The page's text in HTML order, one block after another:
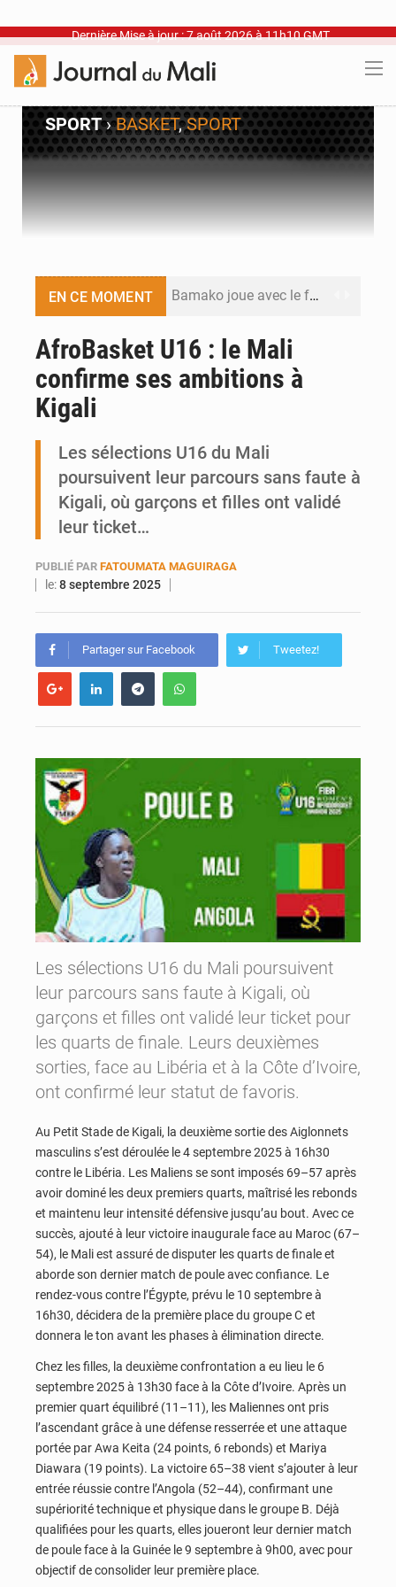
Dernière Mise à jour : 7 août 2026 à 11h10 GMT
SPORT›BASKET,SPORT
EN CE MOMENT Bamako joue avec le feu
AfroBasket U16 : le Mali
confirme ses ambitions à
Kigali
Les sélections U16 du Mali
poursuivent leur parcours sans faute à
Kigali, où garçons et filles ont validé
leur ticket…
PUBLIÉ PAR FATOUMATA MAGUIRAGA
le:8 septembre 2025
Partager sur Facebook Tweetez!
Les sélections U16 du Mali poursuivent
leur parcours sans faute à Kigali, où
garçons et filles ont validé leur ticket pour
les quarts de finale. Leurs deuxièmes
sorties, face au Libéria et à la Côte d’Ivoire,
ont confirmé leur statut de favoris.
Au Petit Stade de Kigali, la deuxième sortie des Aiglonnets
masculins s’est déroulée le 4 septembre 2025 à 16h30
contre le Libéria. Les Maliens se sont imposés 69–57 après
avoir dominé les deux premiers quarts, maîtrisé les rebonds
et maintenu leur intensité défensive jusqu’au bout. Avec ce
succès, ajouté à leur victoire inaugurale face au Maroc (67–
54), le Mali est assuré de disputer les quarts de finale et
aborde son dernier match de poule avec confiance. Le
rendez-vous contre l’Égypte, prévu le 10 septembre à
16h30, décidera de la première place du groupe C et
donnera le ton avant les phases à élimination directe.
Chez les filles, la deuxième confrontation a eu lieu le 6
septembre 2025 à 13h30 face à la Côte d’Ivoire. Après un
premier quart équilibré (11–11), les Maliennes ont pris
l’ascendant grâce à une défense resserrée et une attaque
portée par Awa Keita (24 points, 6 rebonds) et Mariya
Diawara (19 points). La victoire 65–38 vient s’ajouter à leur
entrée réussie contre l’Angola (52–44), confirmant une
supériorité technique et physique dans le groupe B. Déjà
qualifiées pour les quarts, elles joueront leur dernier match
de poule face à la Guinée le 9 septembre à 9h00, avec pour
objectif de consolider leur première place.